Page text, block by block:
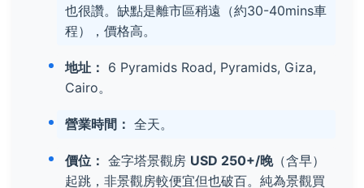
也很讚。缺點是離市區稍遠（約30-40mins車
程），價格高。
地址： 6 Pyramids Road, Pyramids, Giza,
Cairo。
營業時間： 全天。
價位： 金字塔景觀房 USD 250+/晚（含早）
起跳，非景觀房較便宜但也破百。純為景觀買